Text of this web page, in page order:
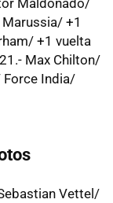
Maldonado/
+1
+1 vuelta
Max Chilton/
Force India/
Vettel/